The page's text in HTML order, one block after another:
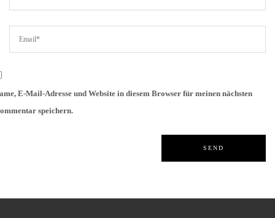
E-Mail-Adresse und Website in diesem Browser für meinen nächsten
speichern.